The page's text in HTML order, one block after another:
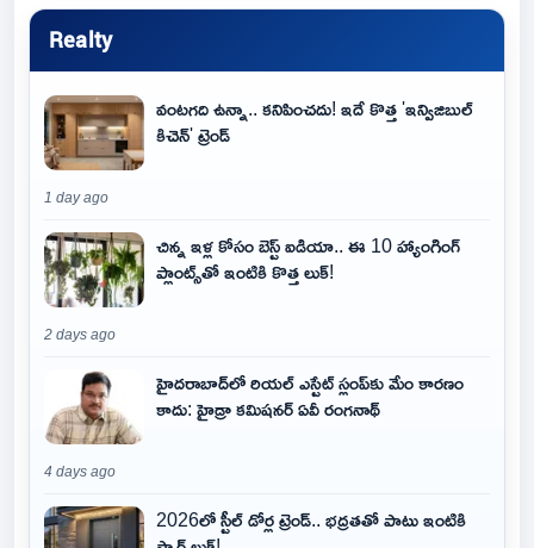
Realty
వంటగది ఉన్నా.. కనిపించదు! ఇదే కొత్త 'ఇన్విజిబుల్
కిచెన్' ట్రెండ్
1 day ago
చిన్న ఇళ్ల కోసం బెస్ట్ ఐడియా.. ఈ 10 హ్యాంగింగ్
ప్లాంట్స్‌తో ఇంటికి కొత్త లుక్!
2 days ago
హైదరాబాద్‌లో రియల్ ఎస్టేట్ స్లంప్‌కు మేం కారణం
కాదు: హైడ్రా కమిషనర్ ఏవీ రంగనాథ్
4 days ago
2026లో స్టీల్ డోర్ల ట్రెండ్.. భద్రతతో పాటు ఇంటికి